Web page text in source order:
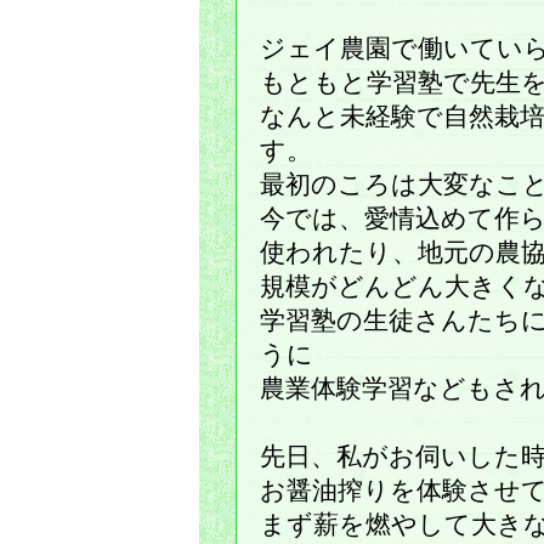
ジェイ農園で働いてい
もともと学習塾で先生
なんと未経験で自然栽
す。
最初のころは大変なこ
今では、愛情込めて作
使われたり、地元の農
規模がどんどん大きく
学習塾の生徒さんたち
うに
農業体験学習などもさ
先日、私がお伺いした
お醤油搾りを体験させ
まず薪を燃やして大き